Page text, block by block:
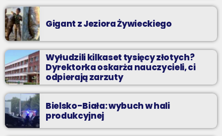
Gigant z Jeziora Żywieckiego
Wyłudzili kilkaset tysięcy złotych?
Dyrektorka oskarża nauczycieli, ci
odpierają zarzuty
Bielsko-Biała: wybuch w hali
produkcyjnej